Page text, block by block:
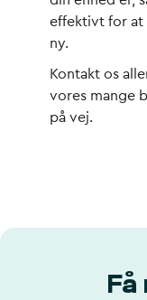
effektivt for at
ny.
Kontakt os
vores mange
på vej.
Få